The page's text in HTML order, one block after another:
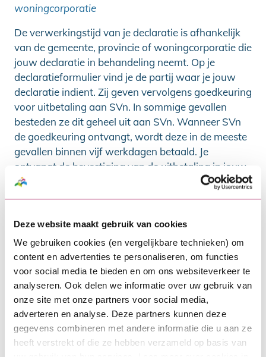
Deze website maakt gebruik van cookies
We gebruiken cookies (en vergelijkbare technieken) om
content en advertenties te personaliseren, om functies
voor social media te bieden en om ons websiteverkeer te
analyseren. Ook delen we informatie over uw gebruik van
onze site met onze partners voor social media,
adverteren en analyse. Deze partners kunnen deze
gegevens combineren met andere informatie die u aan ze
heeft verstrekt of die ze hebben verzameld op basis van
woningcorporatie
De verwerkingstijd van je declaratie is afhankelijk
van de gemeente, provincie of woningcorporatie die
jouw declaratie in behandeling neemt. Op je
declaratieformulier vind je de partij waar je jouw
declaratie indient. Zij geven vervolgens goedkeuring
voor uitbetaling aan SVn. In sommige gevallen
besteden ze dit geheel uit aan SVn. Wanneer SVn
de goedkeuring ontvangt, wordt deze in de meeste
gevallen binnen vijf werkdagen betaald. Je
ontvangt de bevestiging van de uitbetaling in jouw
MijnSVn-omgeving. Hiervan ontvang je een
notificatie op het mailadres dat is gekoppeld aan je
Looptijd bouwdepot: twaalf
maanden
Je kunt twaalf maanden gebruikmaken van het
bouwdepot. Hierna wordt het depot automatisch
gesloten. Het eventuele restbedrag halen we van je
lening af. Daar ontvang je een bevestiging van. Het
is mogelijk om het bouwdepot eenmalig te
verlengen. Meer informatie over het bouwdepot